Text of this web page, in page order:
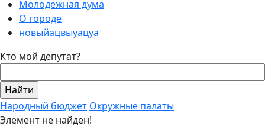
Молодежная дума
О городе
новыйацвыуацуа
Кто мой депутат?
Народный бюджет Окружные палаты
Элемент не найден!